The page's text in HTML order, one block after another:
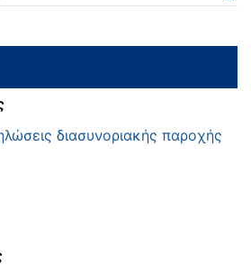
διασυνοριακής παροχής